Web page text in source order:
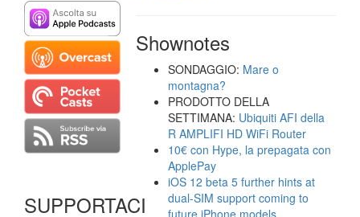
SUPPORTACI
Shownotes
SONDAGGIO: Mare o
montagna?
PRODOTTO DELLA
SETTIMANA: Ubiquiti AFI della
R AMPLIFI HD WiFi Router
10€ con Hype, la prepagata con
ApplePay
iOS 12 beta 5 further hints at
dual-SIM support coming to
future iPhone models